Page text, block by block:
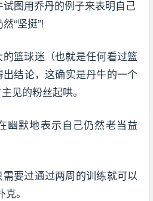
篮球迷（也就是任何看过篮
结论，这确实是丹牛的一个
见的粉丝起哄。
幽默地表示自己仍然老当益
要过通过两周的训练就可以
。